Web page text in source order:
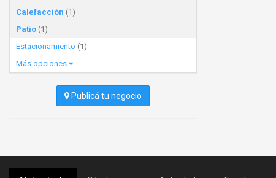
Calefacción (1)
Patio (1)
Estacionamiento (1)
Más opciones
Publicá tu negocio